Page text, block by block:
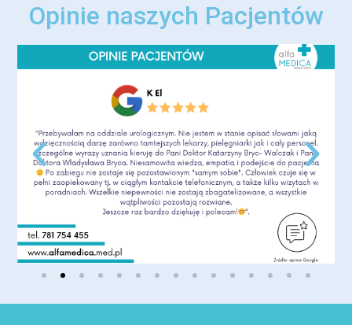
Opinie naszych Pacjentów